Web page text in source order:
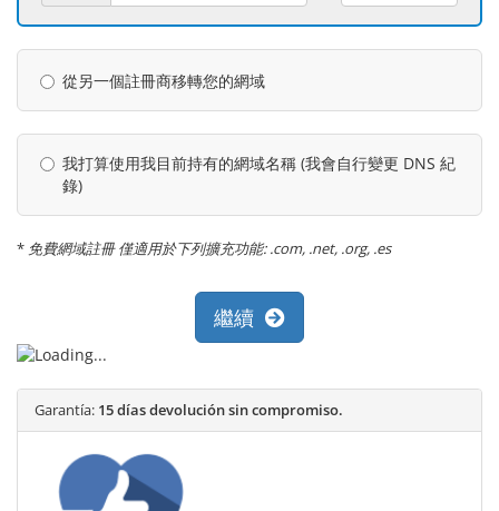
從另一個註冊商移轉您的網域
我打算使用我目前持有的網域名稱 (我會自行變更 DNS 紀
錄)
* 免費網域註冊 僅適用於下列擴充功能: .com, .net, .org, .es
繼續
Garantía: 15 días devolución sin compromiso.